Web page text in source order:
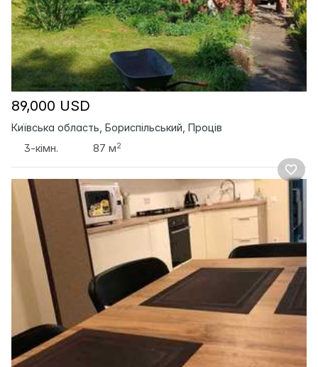
89,000 USD
Київська область, Бориспільський, Проців
3-кімн.
87 м2